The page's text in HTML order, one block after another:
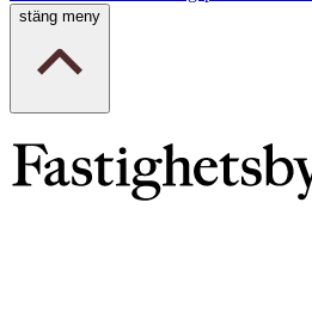
stäng meny